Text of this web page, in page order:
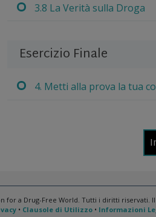
3.8 La Verità sulla Droga
Esercizio Finale
4. Metti alla prova la tua
for a Drug-Free World. Tutti i diritti
• Clausole di Utilizzo• Informazioni